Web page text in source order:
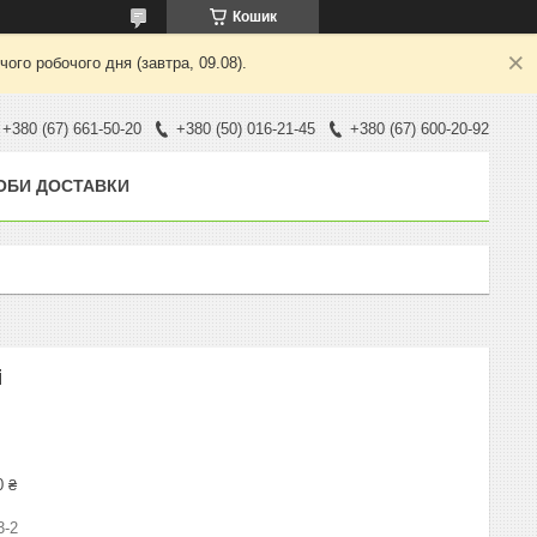
Кошик
робочого дня (завтра, 09.08).
+380 (67) 661-50-20 +380 (50) 016-21-45 +380 (67) 600-20-92
ДОСТАВКИ
₴
2